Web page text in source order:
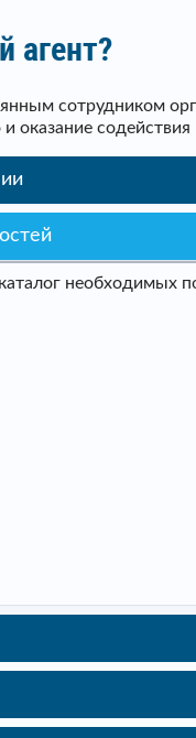
агент?
сотрудником
оказание
необходимых